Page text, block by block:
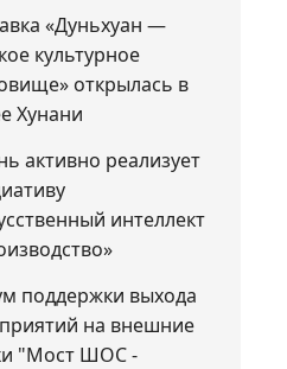
«Дуньхуан —
культурное
открылась в
Хунани
активно реализует
интеллект
поддержки выхода
на внешние
"Мост ШОС -